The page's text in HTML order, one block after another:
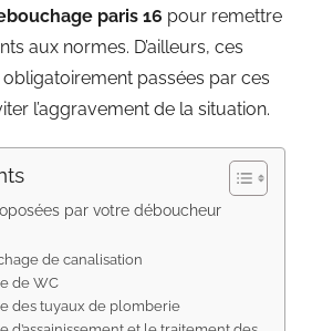
paris 16 pour remettre
aux normes. D’ailleurs, ces
passées par ces
l’aggravement de la situation.
par votre déboucheur
de canalisation
de WC
des tuyaux de plomberie